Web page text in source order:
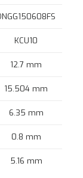
KCU10
12.7 mm
15.504 mm
6.35 mm
0.8 mm
5.16 mm